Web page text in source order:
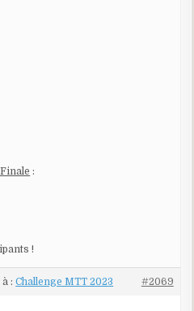
:
!
à :Challenge MTT 2023 #2069